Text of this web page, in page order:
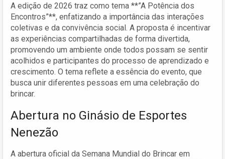
A edição de 2026 traz como tema **”A Potência dos
Encontros”**, enfatizando a importância das interações
coletivas e da convivência social. A proposta é incentivar
as experiências compartilhadas de forma divertida,
promovendo um ambiente onde todos possam se sentir
acolhidos e participantes do processo de aprendizado e
crescimento. O tema reflete a essência do evento, que
busca unir diferentes pessoas em uma celebração do
brincar.
Abertura no Ginásio de Esportes
Nenezão
A abertura oficial da Semana Mundial do Brincar em